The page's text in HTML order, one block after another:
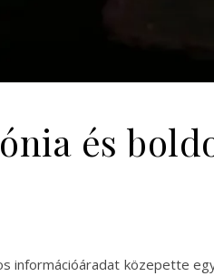
és
információáradat közepette